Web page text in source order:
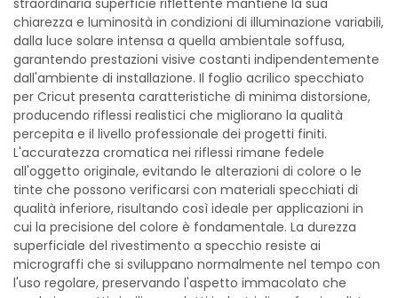
straordinaria superficie riflettente mantiene la sua
chiarezza e luminosità in condizioni di illuminazione variabili,
dalla luce solare intensa a quella ambientale soffusa,
garantendo prestazioni visive costanti indipendentemente
dall'ambiente di installazione. Il foglio acrilico specchiato
per Cricut presenta caratteristiche di minima distorsione,
producendo riflessi realistici che migliorano la qualità
percepita e il livello professionale dei progetti finiti.
L'accuratezza cromatica nei riflessi rimane fedele
all'oggetto originale, evitando le alterazioni di colore o le
tinte che possono verificarsi con materiali specchiati di
qualità inferiore, risultando così ideale per applicazioni in
cui la precisione del colore è fondamentale. La durezza
superficiale del rivestimento a specchio resiste ai
micrograffi che si sviluppano normalmente nel tempo con
l'uso regolare, preservando l'aspetto immacolato che